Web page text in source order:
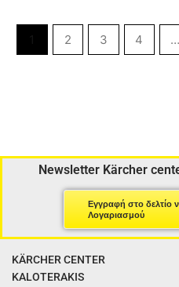
2 3 4 …
Newsletter Kärcher
Εγγραφή στο δελτίο
Λογαριασμού
KÄRCHER CENTER
KALOTERAKIS